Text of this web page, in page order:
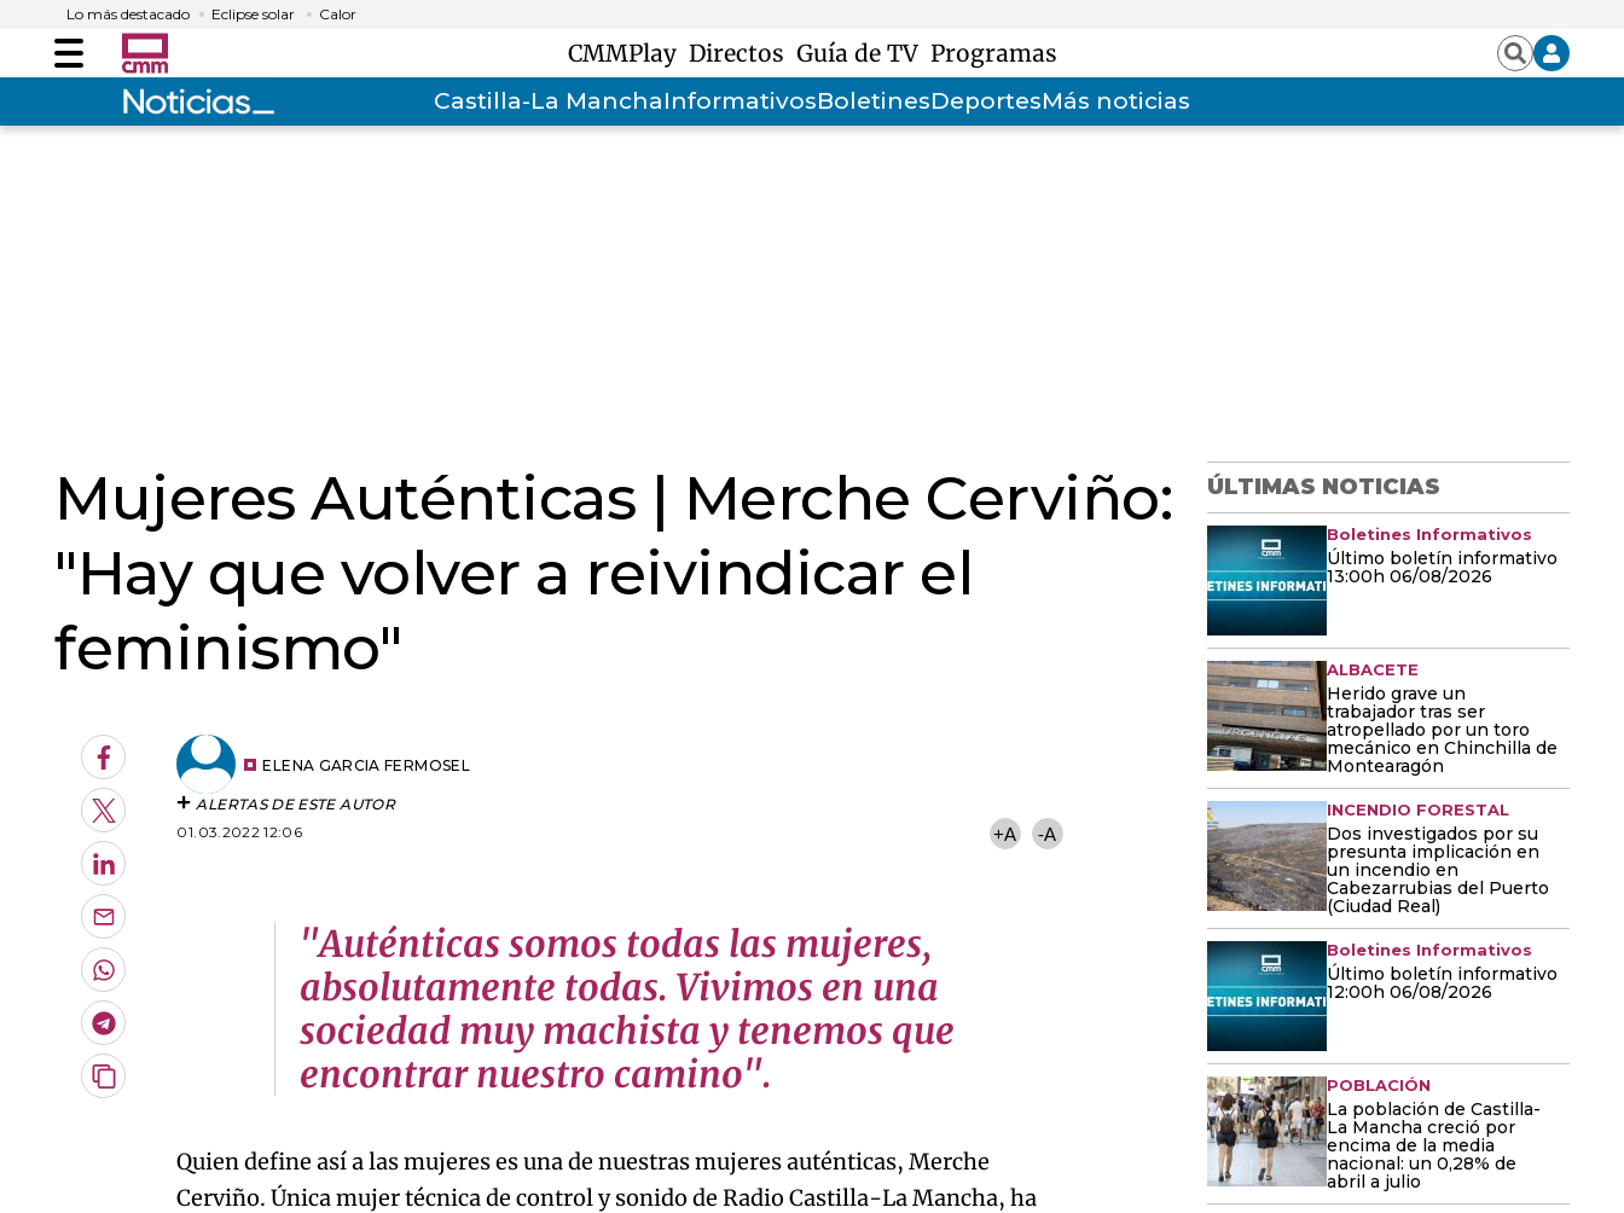
Lo más destacado Eclipse solar Calor
Menú CMMPlay Directos Guía de TV Programas BuscarIniciar
sesión
Castilla-La ManchaInformativosBoletinesDeportesMás noticias
Mujeres Auténticas | Merche Cerviño:
"Hay que volver a reivindicar el
feminismo"
Facebook
Twitter
LinkedIn
Enviar
por
Email
Whatsapp
Telegram
Copiar
artículo
ELENA GARCIA FERMOSEL
ALERTAS DE ESTE AUTOR
01.03.2022 12:06
+A -A
"Auténticas somos todas las mujeres,
absolutamente todas. Vivimos en una
sociedad muy machista y tenemos que
encontrar nuestro camino".
Quien define así a las mujeres es una de nuestras mujeres auténticas, Merche
Cerviño. Única mujer técnica de control y sonido de Radio Castilla-La Mancha, ha
ÚLTIMAS NOTICIAS
Boletines Informativos
Último boletín informativo
13:00h 06/08/2026
ALBACETE
Herido grave un
trabajador tras ser
atropellado por un toro
mecánico en Chinchilla de
Montearagón
INCENDIO FORESTAL
Dos investigados por su
presunta implicación en
un incendio en
Cabezarrubias del Puerto
(Ciudad Real)
Boletines Informativos
Último boletín informativo
12:00h 06/08/2026
POBLACIÓN
La población de Castilla-
La Mancha creció por
encima de la media
nacional: un 0,28% de
abril a julio